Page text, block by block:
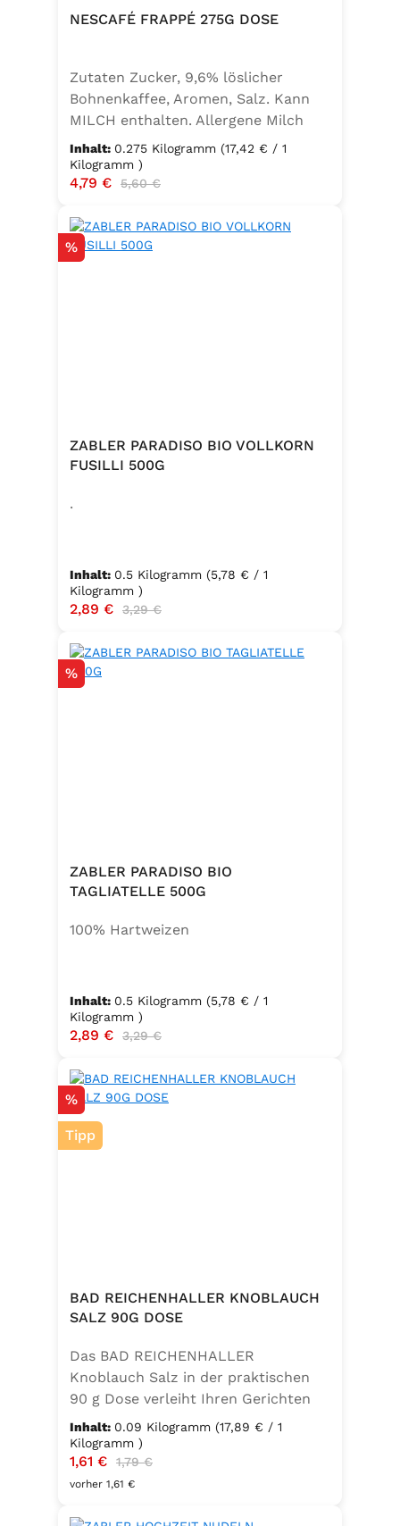
NESCAFÉ FRAPPÉ 275G DOSE
Zutaten Zucker, 9,6% löslicher
Bohnenkaffee, Aromen, Salz. Kann
MILCH enthalten. Allergene Milch
und daraus gewonnene Erzeugnisse
Inhalt: 0.275 Kilogramm (17,42 € / 1
Kilogramm )
Verkaufspreis:
4,79 € Regulärer Preis:
5,60 €
Rabatt
%
ZABLER PARADISO BIO VOLLKORN
FUSILLI 500G
.
Inhalt: 0.5 Kilogramm (5,78 € / 1
Kilogramm )
Verkaufspreis:
2,89 € Regulärer Preis:
3,29 €
Rabatt
%
ZABLER PARADISO BIO
TAGLIATELLE 500G
100% Hartweizen
Inhalt: 0.5 Kilogramm (5,78 € / 1
Kilogramm )
Verkaufspreis:
2,89 € Regulärer Preis:
3,29 €
Rabatt
%
Tipp
BAD REICHENHALLER KNOBLAUCH
SALZ 90G DOSE
Das BAD REICHENHALLER
Knoblauch Salz in der praktischen
90 g Dose verleiht Ihren Gerichten
einen vollmundigen, aromatischen
Knoblauchgeschmack. Hergestellt
ohne Geschmacksverstärker, zu 100
% vegan und glutenfrei – ideal für
Inhalt: 0.09 Kilogramm (17,89 € / 1
Kilogramm )
Verkaufspreis:
1,61 € Regulärer Preis:
1,79 €
vorher 1,61 €